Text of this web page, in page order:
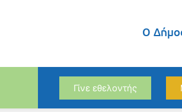
Ο
Γίνε εθελοντής